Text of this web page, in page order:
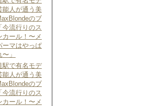
能人が通う美
のブ
今流行りのス
カール！〜メ
ーマはやっぱ
」
駅で有名モデ
能人が通う美
のブ
今流行りのス
カール！〜メ